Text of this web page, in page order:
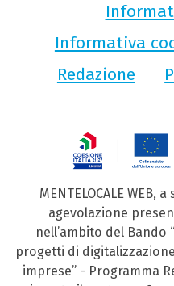
Informativa
Redazione
MENTELOCALE
agevolazione
nell’ambito del
progetti di
imprese” - Programma